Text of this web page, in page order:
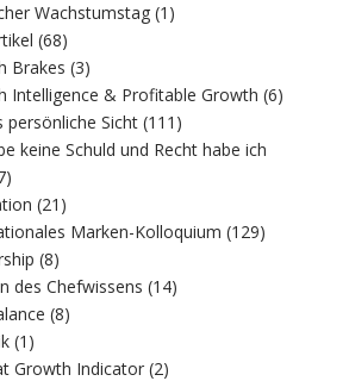
Wachstumstag (1)
(68)
Brakes (3)
Intelligence & Profitable Growth (6)
persönliche Sicht (111)
keine Schuld und Recht habe ich
(21)
Marken-Kolloquium (129)
(8)
des Chefwissens (14)
(8)
(1)
Growth Indicator (2)